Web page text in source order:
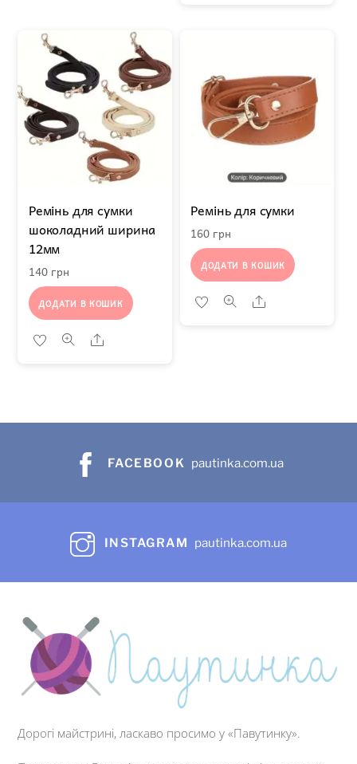
Ремінь для сумки
шоколадний ширина
12мм
140 грн
ДОДАТИ В КОШИК
Share
Ремінь для сумки
160 грн
ДОДАТИ В КОШИК
Share
FACEBOOK pautinka.com.ua
INSTAGRAM pautinka.com.ua
Дорогі майстрині, ласкаво просимо у «Павутинку».